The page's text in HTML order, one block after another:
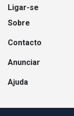
Ligar-se
Sobre
Contacto
Anunciar
Ajuda